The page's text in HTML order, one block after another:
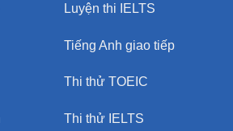
Luyện thi IELTS
Tiếng Anh giao tiếp
Thi thử TOEIC
Thi thử IELTS